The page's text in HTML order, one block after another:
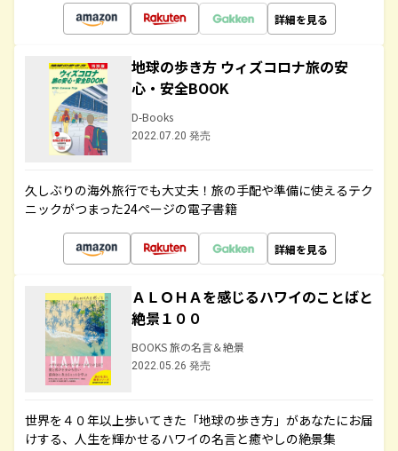
詳細を見る
地球の歩き方 ウィズコロナ旅の安
心・安全BOOK
D-Books
2022.07.20 発売
久しぶりの海外旅行でも大丈夫！旅の手配や準備に使えるテク
ニックがつまった24ページの電子書籍
詳細を見る
ＡＬＯＨＡを感じるハワイのことばと
絶景１００
BOOKS 旅の名言＆絶景
2022.05.26 発売
世界を４０年以上歩いてきた「地球の歩き方」があなたにお届
けする、人生を輝かせるハワイの名言と癒やしの絶景集